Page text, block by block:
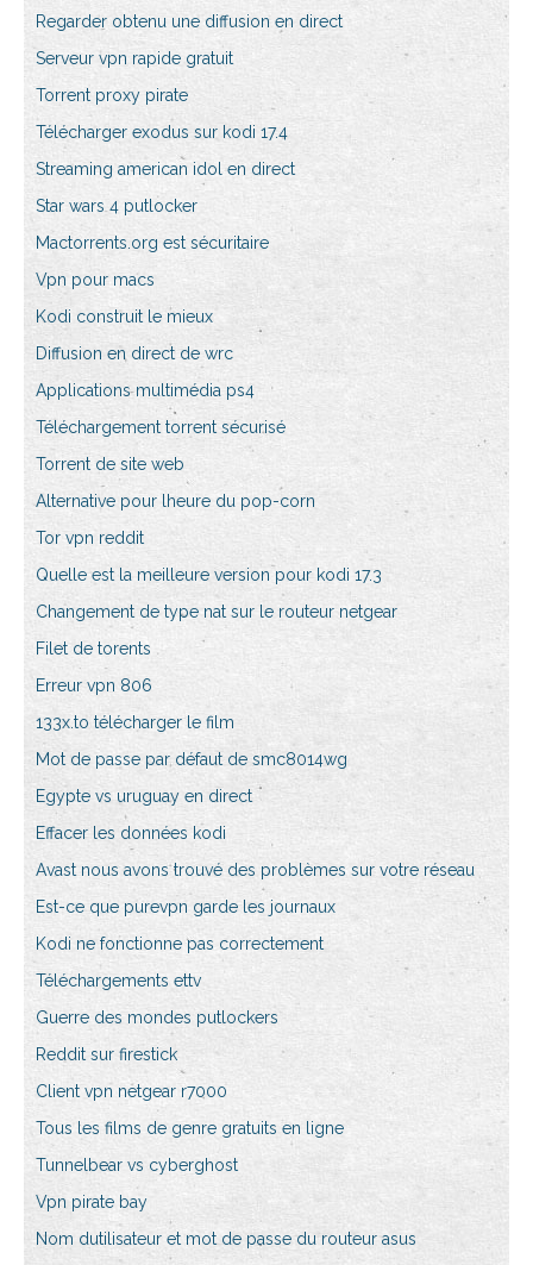
Regarder obtenu une diffusion en direct
Serveur vpn rapide gratuit
Torrent proxy pirate
Télécharger exodus sur kodi 17.4
Streaming american idol en direct
Star wars 4 putlocker
Mactorrents.org est sécuritaire
Vpn pour macs
Kodi construit le mieux
Diffusion en direct de wrc
Applications multimédia ps4
Téléchargement torrent sécurisé
Torrent de site web
Alternative pour lheure du pop-corn
Tor vpn reddit
Quelle est la meilleure version pour kodi 17.3
Changement de type nat sur le routeur netgear
Filet de torents
Erreur vpn 806
133x.to télécharger le film
Mot de passe par défaut de smc8014wg
Egypte vs uruguay en direct
Effacer les données kodi
Avast nous avons trouvé des problèmes sur votre réseau
Est-ce que purevpn garde les journaux
Kodi ne fonctionne pas correctement
Téléchargements ettv
Guerre des mondes putlockers
Reddit sur firestick
Client vpn netgear r7000
Tous les films de genre gratuits en ligne
Tunnelbear vs cyberghost
Vpn pirate bay
Nom dutilisateur et mot de passe du routeur asus